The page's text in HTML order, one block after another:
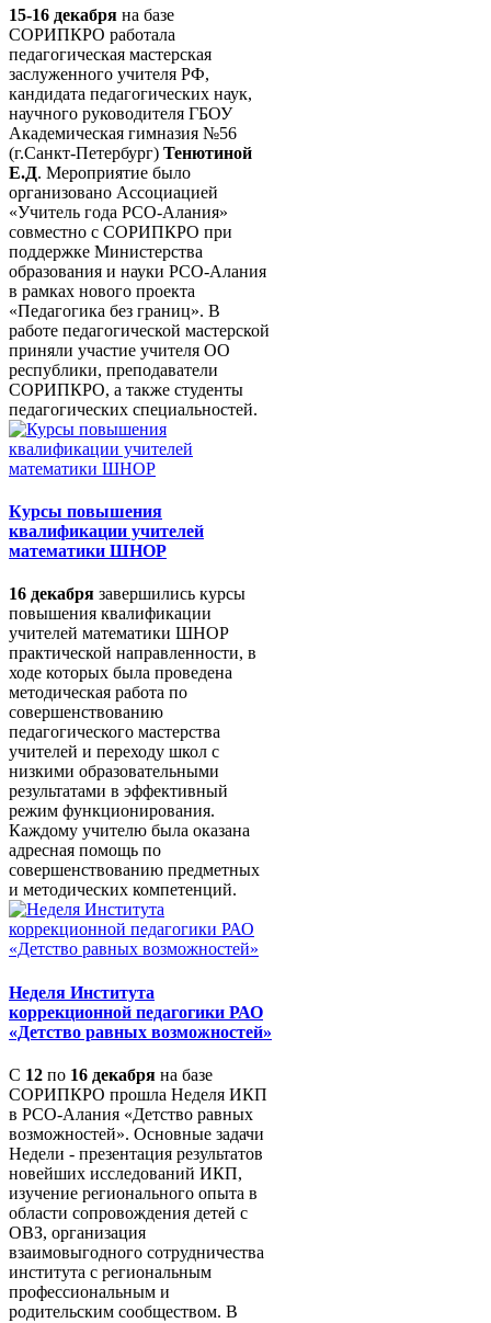
15-16 декабря на базе
СОРИПКРО работала
педагогическая мастерская
заслуженного учителя РФ,
кандидата педагогических наук,
научного руководителя ГБОУ
Академическая гимназия №56
(г.Санкт-Петербург) Тенютиной
Е.Д. Мероприятие было
организовано Ассоциацией
«Учитель года РСО-Алания»
совместно с СОРИПКРО при
поддержке Министерства
образования и науки РСО-Алания
в рамках нового проекта
«Педагогика без границ». В
работе педагогической мастерской
приняли участие учителя ОО
республики, преподаватели
СОРИПКРО, а также студенты
педагогических специальностей.
Курсы повышения
квалификации учителей
математики ШНОР
16 декабря завершились курсы
повышения квалификации
учителей математики ШНОР
практической направленности, в
ходе которых была проведена
методическая работа по
совершенствованию
педагогического мастерства
учителей и переходу школ с
низкими образовательными
результатами в эффективный
режим функционирования.
Каждому учителю была оказана
адресная помощь по
совершенствованию предметных
и методических компетенций.
Неделя Института
коррекционной педагогики РАО
«Детство равных возможностей»
С 12 по 16 декабря на базе
СОРИПКРО прошла Неделя ИКП
в РСО-Алания «Детство равных
возможностей». Основные задачи
Недели - презентация результатов
новейших исследований ИКП,
изучение регионального опыта в
области сопровождения детей с
ОВЗ, организация
взаимовыгодного сотрудничества
института с региональным
профессиональным и
родительским сообществом. В